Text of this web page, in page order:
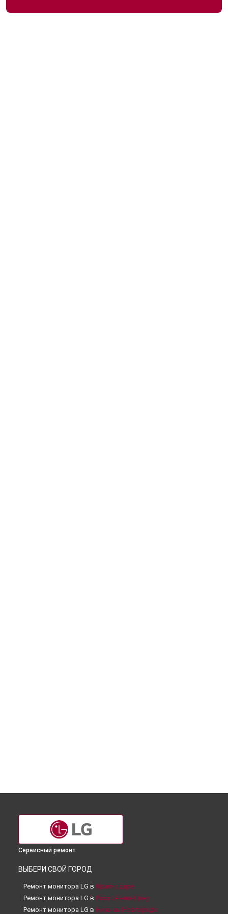
Сервисный ремонт
ВЫБЕРИ СВОЙ ГОРОД
Ремонт монитора LG в Краснодаре
Ремонт монитора LG в Ростове-на-Дону
Ремонт монитора LG в Нижнем Новгороде